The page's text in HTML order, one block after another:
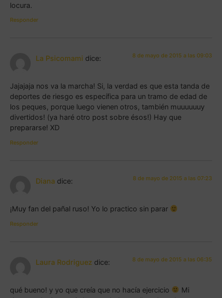
locura.
Responder
La Psicomami dice: 8 de mayo de 2015 a las 09:03
Jajajaja nos va la marcha! Si, la verdad es que esta tanda de
deportes de riesgo es específica para un tramo de edad de
los peques, porque luego vienen otros, también muuuuuuy
divertidos! (ya haré otro post sobre ésos!) Hay que
prepararse! XD
Responder
Diana dice: 8 de mayo de 2015 a las 07:23
¡Muy fan del pañal ruso! Yo lo practico sin parar
Responder
Laura Rodriguez dice: 8 de mayo de 2015 a las 06:35
qué bueno! y yo que creía que no hacía ejercicio
Mi